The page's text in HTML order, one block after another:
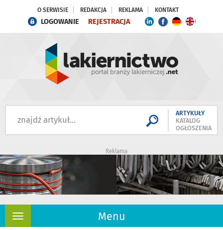
O SERWISIE REDAKCJA REKLAMA KONTAKT
LOGOWANIE REJESTRACJA
ARTYKUŁY
KATALOG
OGŁOSZENIA
Reklama
Menu
Rozwiń